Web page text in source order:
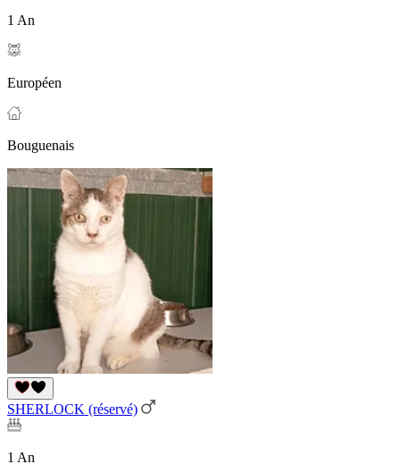
1 An
Européen
Bouguenais
SHERLOCK (réservé)
1 An